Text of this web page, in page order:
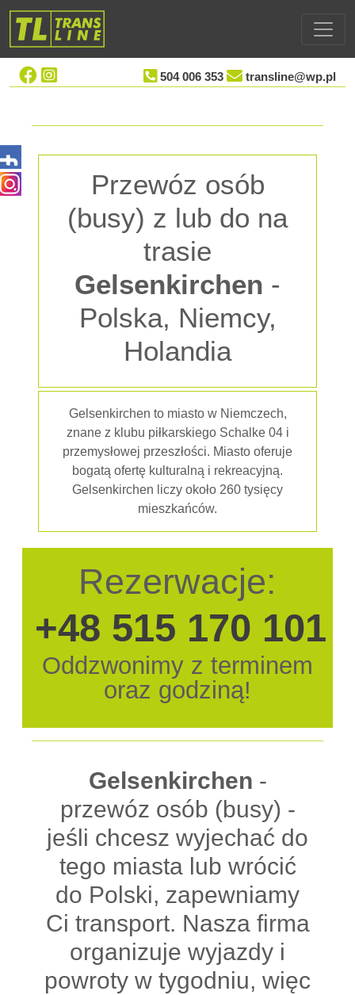
504 006 353 transline@wp.pl
Przewóz osób
(busy) z lub do na
trasie
Gelsenkirchen -
Polska, Niemcy,
Holandia
Gelsenkirchen to miasto w Niemczech,
znane z klubu piłkarskiego Schalke 04 i
przemysłowej przeszłości. Miasto oferuje
bogatą ofertę kulturalną i rekreacyjną.
Gelsenkirchen liczy około 260 tysięcy
mieszkańców.
Rezerwacje:
+48 515 170 101
Oddzwonimy z terminem
oraz godziną!
Gelsenkirchen -
przewóz osób (busy) -
jeśli chcesz wyjechać do
tego miasta lub wrócić
do Polski, zapewniamy
Ci transport. Nasza firma
organizuje wyjazdy i
powroty w tygodniu, więc